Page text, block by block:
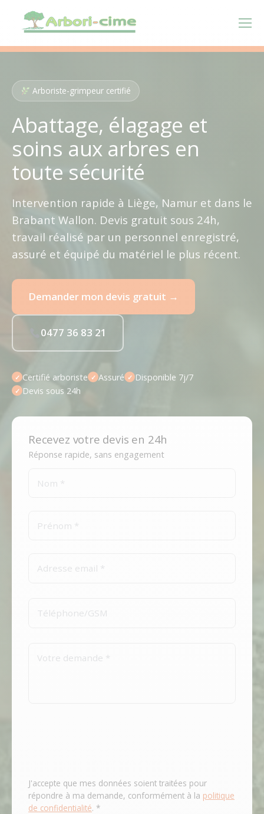
Arboriste-grimpeur certifié
Abattage, élagage et
soins aux arbres en
toute sécurité
Intervention rapide à Liège, Namur et dans le
Brabant Wallon. Devis gratuit sous 24h,
travail réalisé par un personnel enregistré,
assuré et équipé du matériel le plus récent.
Demander mon devis gratuit →
0477 36 83 21
✓ Certifié arboriste ✓ Assuré ✓ Disponible 7j/7
✓ Devis sous 24h
Recevez votre devis en 24h
Réponse rapide, sans engagement
J'accepte que mes données soient traitées pour
répondre à ma demande, conformément à la politique
de confidentialité. *